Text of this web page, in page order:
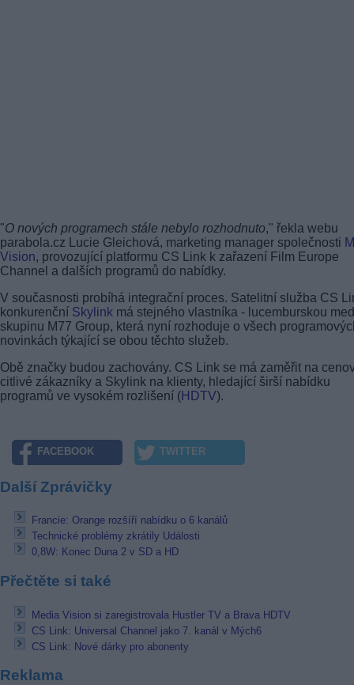
"O nových programech stále nebylo rozhodnuto," řekla webu
parabola.cz Lucie Gleichová, marketing manager společnosti
Vision, provozující platformu CS Link k zařazení Film Europe
Channel a dalších programů do nabídky.
V současnosti probíhá integrační proces. Satelitní služba CS
konkurenční Skylink má stejného vlastníka - lucemburskou
skupinu M77 Group, která nyní rozhoduje o všech
novinkách týkající se obou těchto služeb.
Obě značky budou zachovány. CS Link se má zaměřit na
citlivé zákazníky a Skylink na klienty, hledající širší nabídku
programů ve vysokém rozlišení (HDTV).
FACEBOOK TWITTER
Další Zprávičky
Francie: Orange rozšíří nabídku o 6 kanálů
Technické problémy zkrátily Události
0,8W: Konec Duna 2 v SD a HD
Přečtěte si také
Media Vision si zaregistrovala Hustler TV a Brava HDTV
CS Link: Universal Channel jako 7. kanál v Mých6
CS Link: Nové dárky pro abonenty
Reklama